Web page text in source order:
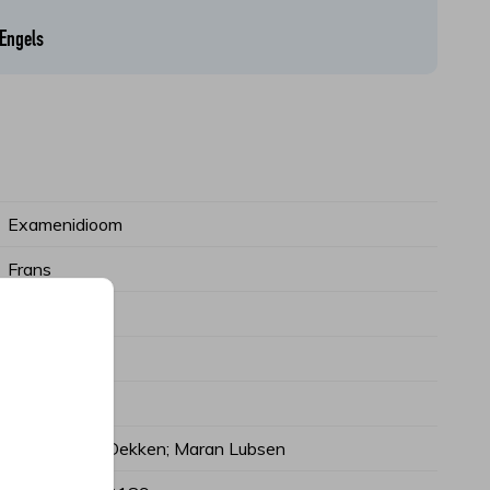
Examenidioom
Frans
Vincent van Dekken; Maran Lubsen